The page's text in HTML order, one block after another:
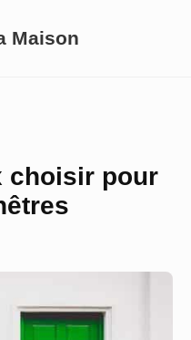
Maison
choisir pour